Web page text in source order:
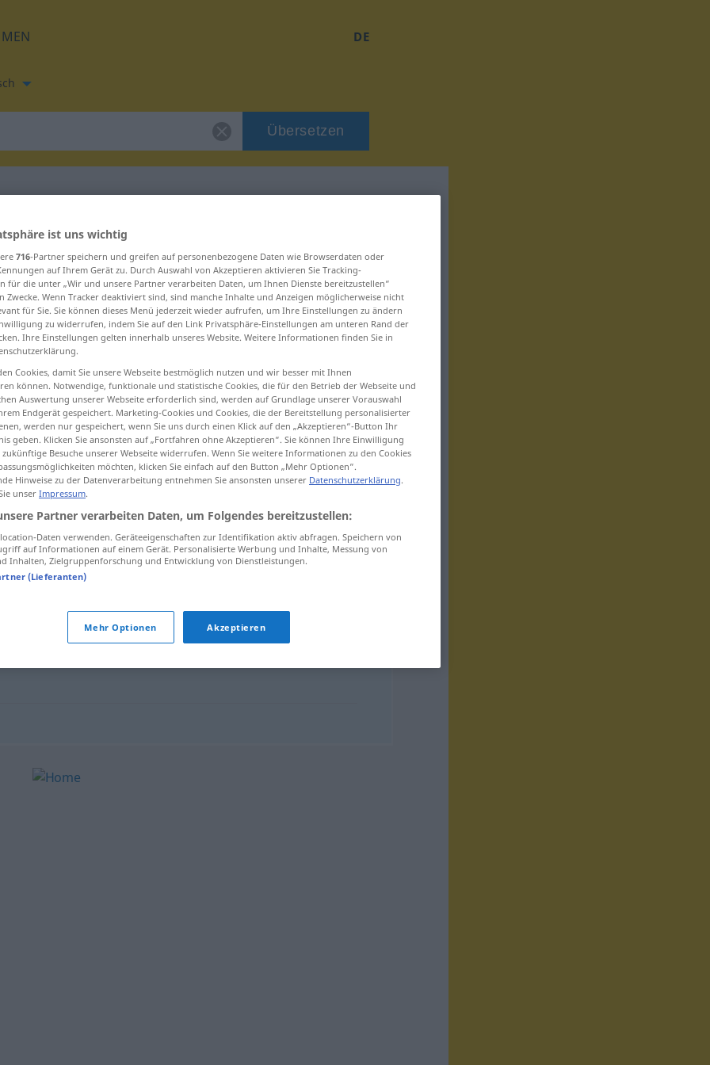
DE
Übersetzen
für "ecoar"
ecoar
ist uns wichtig
716-Partner speichern und greifen auf personenbezogene Daten wie Browserdaten oder
auf Ihrem Gerät zu. Durch Auswahl von Akzeptieren aktivieren Sie Tracking-
für die unter „Wir und unsere Partner verarbeiten Daten, um Ihnen Dienste bereitzustellen“
Zwecke. Wenn Tracker deaktiviert sind, sind manche Inhalte und Anzeigen möglicherweise nicht
für Sie. Sie können dieses Menü jederzeit wieder aufrufen, um Ihre Einstellungen zu ändern
zu widerrufen, indem Sie auf den Link Privatsphäre-Einstellungen am unteren Rand der
Ihre Einstellungen gelten innerhalb unseres Website. Weitere Informationen finden Sie in
Cookies, damit Sie unsere Webseite bestmöglich nutzen und wir besser mit Ihnen
können. Notwendige, funktionale und statistische Cookies, die für den Betrieb der Webseite und
Auswertung unserer Webseite erforderlich sind, werden auf Grundlage unserer Vorauswahl
Endgerät gespeichert. Marketing-Cookies und Cookies, die der Bereitstellung personalisierter
werden nur gespeichert, wenn Sie uns durch einen Klick auf den „Akzeptieren“-Button Ihr
geben. Klicken Sie ansonsten auf „Fortfahren ohne Akzeptieren“. Sie können Ihre Einwilligung
Besuche unserer Webseite widerrufen. Wenn Sie weitere Informationen zu den Cookies
möchten, klicken Sie einfach auf den Button „Mehr Optionen“.
Hinweise zu der Datenverarbeitung entnehmen Sie ansonsten unserer Datenschutzerklärung.
unser Impressum.
Partner verarbeiten Daten, um Folgendes bereitzustellen:
Daten verwenden. Geräteeigenschaften zur Identifikation aktiv abfragen. Speichern von
auf Informationen auf einem Gerät. Personalisierte Werbung und Inhalte, Messung von
Inhalten, Zielgruppenforschung und Entwicklung von Dienstleistungen.
(Lieferanten)
Mehr Optionen Akzeptieren